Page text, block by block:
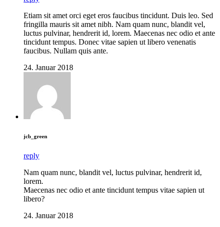
Etiam sit amet orci eget eros faucibus tincidunt. Duis leo. Sed
fringilla mauris sit amet nibh. Nam quam nunc, blandit vel,
luctus pulvinar, hendrerit id, lorem. Maecenas nec odio et ante
tincidunt tempus. Donec vitae sapien ut libero venenatis
faucibus. Nullam quis ante.
24. Januar 2018
jcb_green
reply
Nam quam nunc, blandit vel, luctus pulvinar, hendrerit id,
lorem.
Maecenas nec odio et ante tincidunt tempus vitae sapien ut
libero?
24. Januar 2018